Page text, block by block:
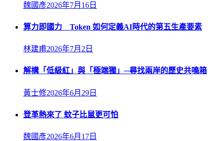
魏國彥2026年7月16日
算力即國力 Token 如何定義AI時代的第五生產要素
林建甫2026年7月2日
解構「低級紅」與「極端獨」─尋找兩岸的歷史共鳴箱
黃士修2026年6月29日
登革熱來了 蚊子比鼠更可怕
魏國彥2026年6月17日